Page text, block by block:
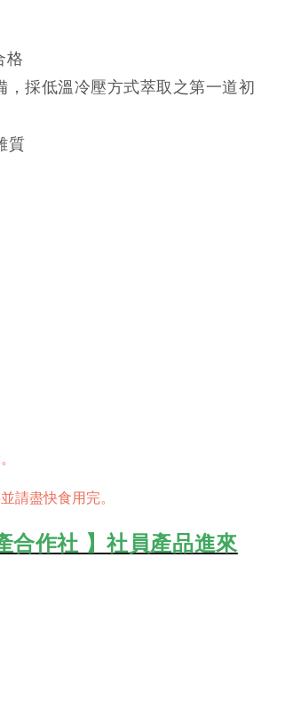
格
採低溫冷壓方式萃取之第一道初
質
。
請盡快食用完。
合作社 】社員產品進來